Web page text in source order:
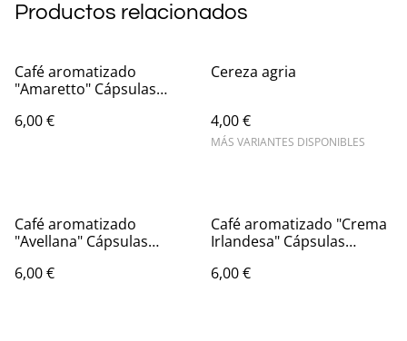
Productos relacionados
Café aromatizado
"Amaretto" Cápsulas
6,00 €
Cereza agria
4,00 €
MÁS VARIANTES DISPONIBLES
Café aromatizado
"Avellana" Cápsulas
6,00 €
Café aromatizado "Crema
Irlandesa" Cápsulas
6,00 €